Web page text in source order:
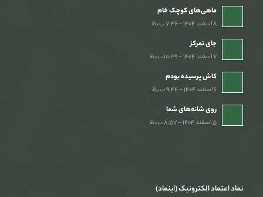
ماهی‌های کوچک خام
۸ اسفند ۱۴۰۴ - ۷:۴۶ ب٫ظ
جای تمرکز
۷ اسفند ۱۴۰۴ - ۱۰:۳۹ ب٫ظ
کاش پرسیده بودم
۶ اسفند ۱۴۰۴ - ۹:۴۴ ب٫ظ
روی شانه‌های شما
۵ اسفند ۱۴۰۴ - ۸:۵۷ ب٫ظ
نماد اعتماد الکترونیک (اینماد)